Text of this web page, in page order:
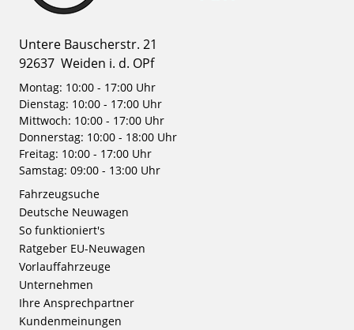
Untere Bauscherstr. 21
92637 Weiden i. d. OPf
Montag: 10:00 - 17:00 Uhr
Dienstag: 10:00 - 17:00 Uhr
Mittwoch: 10:00 - 17:00 Uhr
Donnerstag: 10:00 - 18:00 Uhr
Freitag: 10:00 - 17:00 Uhr
Samstag: 09:00 - 13:00 Uhr
Fahrzeugsuche
Deutsche Neuwagen
So funktioniert's
Ratgeber EU-Neuwagen
Vorlauffahrzeuge
Unternehmen
Ihre Ansprechpartner
Kundenmeinungen